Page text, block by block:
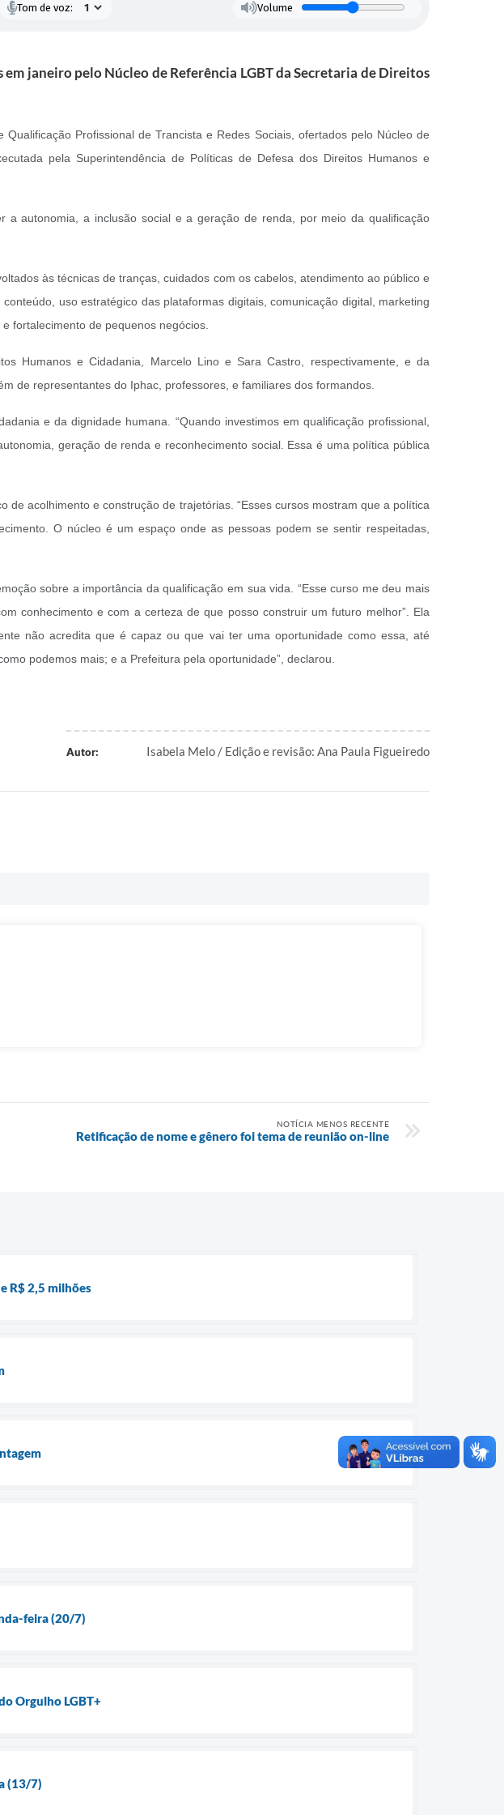
Tom de voz: Volume
janeiro pelo Núcleo de Referência LGBT da Secretaria de Direitos
Profissional de Trancista e Redes Sociais, ofertados pelo Núcleo de
pela Superintendência de Políticas de Defesa dos Direitos Humanos e
autonomia, a inclusão social e a geração de renda, por meio da qualificação
às técnicas de tranças, cuidados com os cabelos, atendimento ao público e
uso estratégico das plataformas digitais, comunicação digital, marketing
fortalecimento de pequenos negócios.
Humanos e Cidadania, Marcelo Lino e Sara Castro, respectivamente, e da
de representantes do Iphac, professores, e familiares dos formandos.
e da dignidade humana. “Quando investimos em qualificação profissional,
geração de renda e reconhecimento social. Essa é uma política pública
acolhimento e construção de trajetórias. “Esses cursos mostram que a política
O núcleo é um espaço onde as pessoas podem se sentir respeitadas,
sobre a importância da qualificação em sua vida. “Esse curso me deu mais
conhecimento e com a certeza de que posso construir um futuro melhor”. Ela
não acredita que é capaz ou que vai ter uma oportunidade como essa, até
podemos mais; e a Prefeitura pela oportunidade”, declarou.
Autor: Isabela Melo / Edição e revisão: Ana Paula Figueiredo
NOTÍCIA MENOS RECENTE
Retificação de nome e gênero foi tema de reunião on-line
R$ 2,5 milhões
feira (20/7)
Orgulho LGBT+
(13/7)